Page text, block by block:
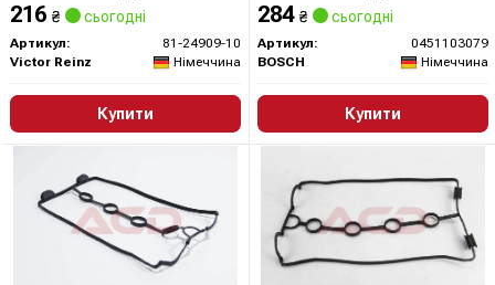
216 ₴ сьогодні
Артикул:
81-24909-10
Victor Reinz
Німеччина
Купити
284 ₴ сьогодні
Артикул:
0451103079
BOSCH
Німеччина
Купити